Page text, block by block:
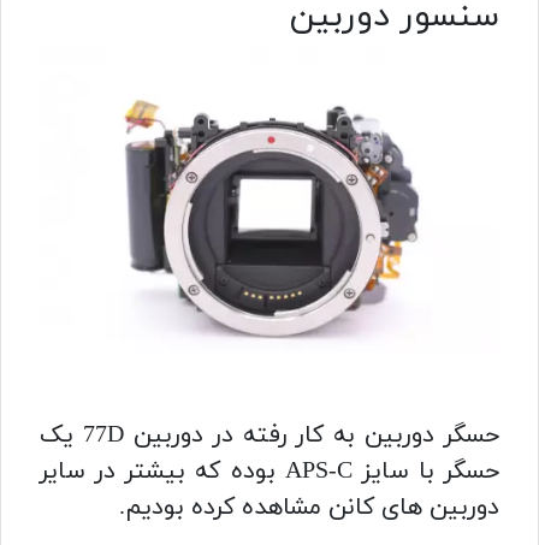
سنسور دوربین
حسگر دوربین به کار رفته در دوربین 77D یک
حسگر با سایز APS-C بوده که بیشتر در سایر
دوربین های کانن مشاهده کرده بودیم.